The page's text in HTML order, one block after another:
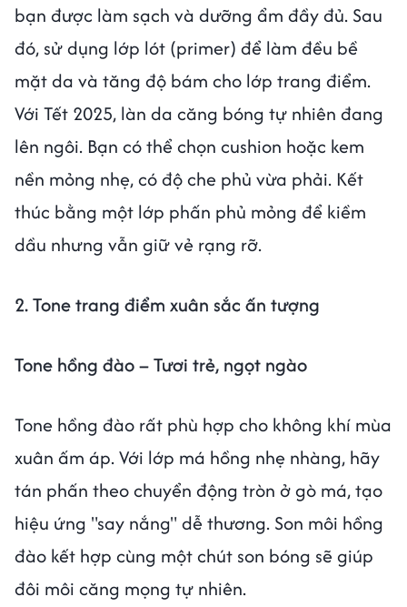
bạn được làm sạch và dưỡng ẩm đầy đủ. Sau
đó, sử dụng lớp lót (primer) để làm đều bề
mặt da và tăng độ bám cho lớp trang điểm.
Với Tết 2025, làn da căng bóng tự nhiên đang
lên ngôi. Bạn có thể chọn cushion hoặc kem
nền mỏng nhẹ, có độ che phủ vừa phải. Kết
thúc bằng một lớp phấn phủ mỏng để kiềm
dầu nhưng vẫn giữ vẻ rạng rỡ.
2. Tone trang điểm xuân sắc ấn tượng
Tone hồng đào – Tươi trẻ, ngọt ngào
Tone hồng đào rất phù hợp cho không khí mùa
xuân ấm áp. Với lớp má hồng nhẹ nhàng, hãy
tán phấn theo chuyển động tròn ở gò má, tạo
hiệu ứng "say nắng" dễ thương. Son môi hồng
đào kết hợp cùng một chút son bóng sẽ giúp
đôi môi căng mọng tự nhiên.